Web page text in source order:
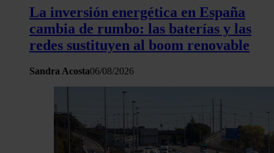
La inversión energética en España
cambia de rumbo: las baterías y las
redes sustituyen al boom renovable
Sandra Acosta06/08/2026